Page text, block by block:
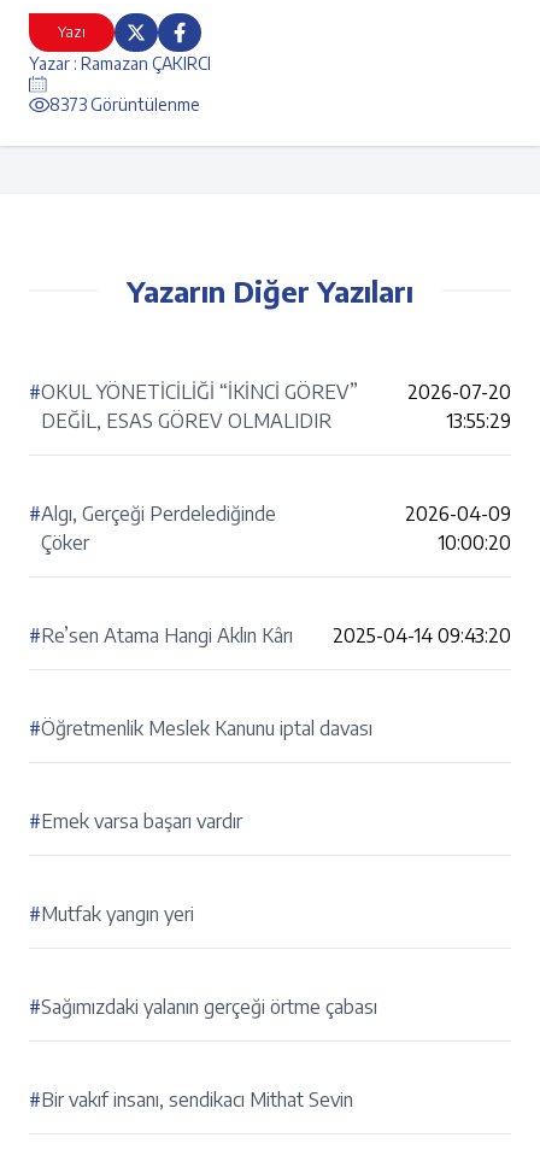
Yazı
Yazar : Ramazan ÇAKIRCI
8373 Görüntülenme
Yazarın Diğer Yazıları
#OKUL YÖNETİCİLİĞİ “İKİNCİ GÖREV”
DEĞİL, ESAS GÖREV OLMALIDIR
2026-07-20
13:55:29
#Algı, Gerçeği Perdelediğinde
Çöker
2026-04-09
10:00:20
#Re’sen Atama Hangi Aklın Kârı 2025-04-14 09:43:20
#Öğretmenlik Meslek Kanunu iptal davası
#Emek varsa başarı vardır
#Mutfak yangın yeri
#Sağımızdaki yalanın gerçeği örtme çabası
#Bir vakıf insanı, sendikacı Mithat Sevin